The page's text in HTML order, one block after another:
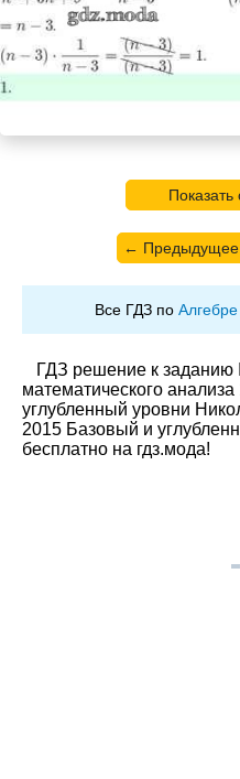
← Предыдущее
Все ГДЗ по
ГДЗ решение к
математического
углубленный уровни
2015 Базовый и
бесплатно на гдз.мода!